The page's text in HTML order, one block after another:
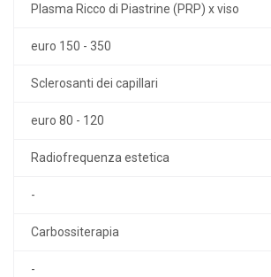
Plasma Ricco di Piastrine (PRP) x viso
euro 150 - 350
Sclerosanti dei capillari
euro 80 - 120
Radiofrequenza estetica
-
Carbossiterapia
-